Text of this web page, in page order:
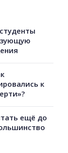
к
ещё до